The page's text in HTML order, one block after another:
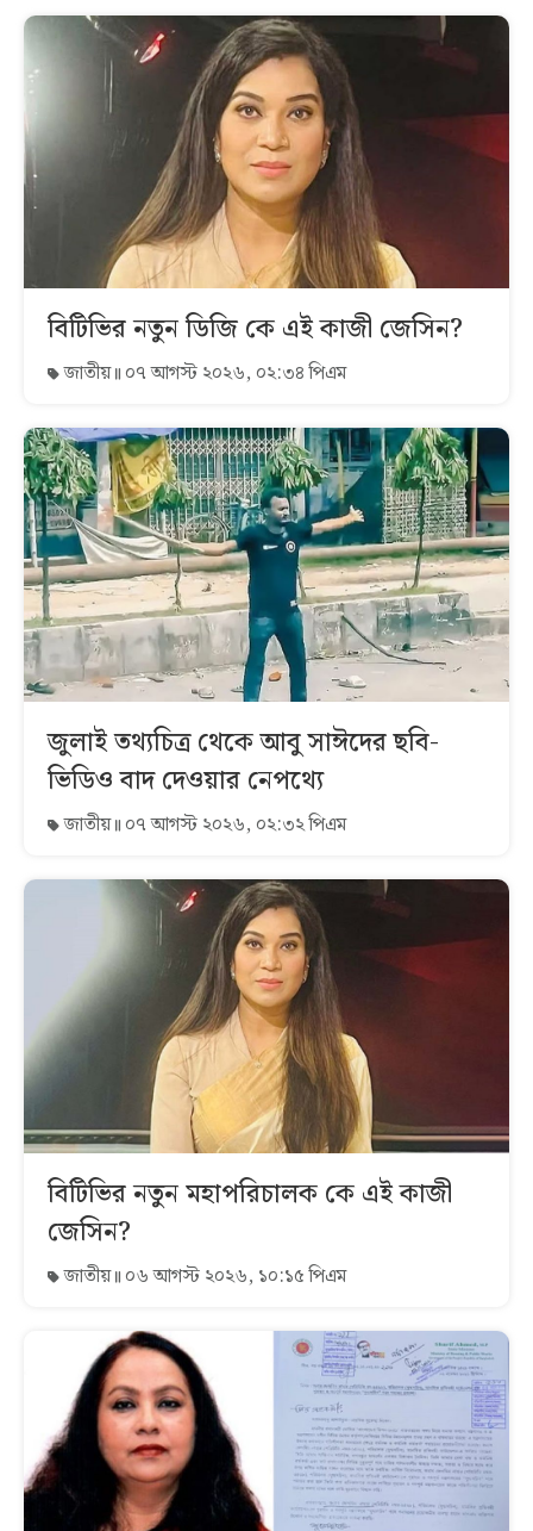
বিটিভির নতুন ডিজি কে এই কাজী জেসিন?
জাতীয় ০৭ আগস্ট ২০২৬, ০২:৩৪ পিএম
জুলাই তথ্যচিত্র থেকে আবু সাঈদের ছবি-
ভিডিও বাদ দেওয়ার নেপথ্যে
জাতীয় ০৭ আগস্ট ২০২৬, ০২:৩২ পিএম
বিটিভির নতুন মহাপরিচালক কে এই কাজী
জেসিন?
জাতীয় ০৬ আগস্ট ২০২৬, ১০:১৫ পিএম